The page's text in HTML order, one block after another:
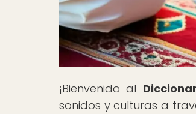
¡Bienvenido al
sonidos y culturas a